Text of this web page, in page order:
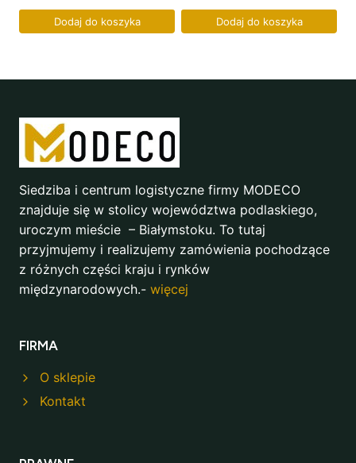
Dodaj do koszyka Dodaj do koszyka
Siedziba i centrum logistyczne firmy MODECO
znajduje się w stolicy województwa podlaskiego,
uroczym mieście – Białymstoku. To tutaj
przyjmujemy i realizujemy zamówienia pochodzące
z różnych części kraju i rynków
międzynarodowych.- więcej
FIRMA
O sklepie
Kontakt